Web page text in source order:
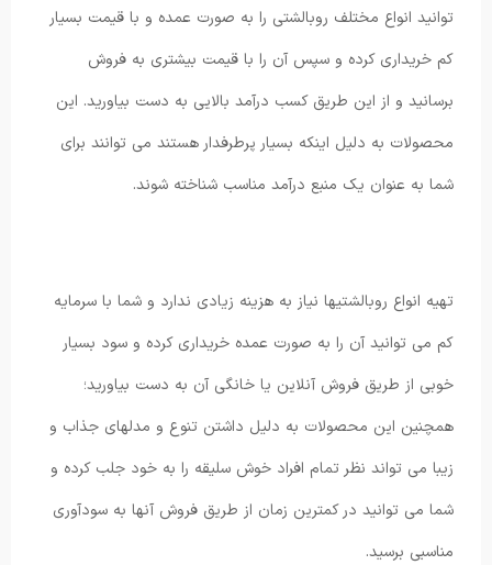
توانید انواع مختلف روبالشتی را به صورت عمده و با قیمت بسیار
کم خریداری کرده و سپس آن را با قیمت بیشتری به فروش
برسانید و از این طریق کسب درآمد بالایی به دست بیاورید. این
محصولات به دلیل اینکه بسیار پرطرفدار هستند می‌ توانند برای
شما به عنوان یک منبع درآمد مناسب شناخته شوند.
تهیه انواع روبالشتیها نیاز به هزینه زیادی ندارد و شما با سرمایه
کم می توانید آن را به صورت عمده خریداری کرده و سود بسیار
خوبی از طریق فروش آنلاین یا خانگی آن به دست بیاورید؛
همچنین این محصولات به دلیل داشتن تنوع و مدلهای جذاب و
زیبا می تواند نظر تمام افراد خوش سلیقه را به خود جلب کرده و
شما می توانید در کمترین زمان از طریق فروش آنها به سودآوری
مناسبی برسید.